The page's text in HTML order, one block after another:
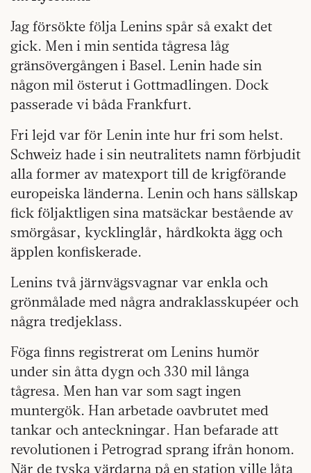
Jag försökte följa Lenins spår så exakt det
gick. Men i min sentida tågresa låg
gränsövergången i Basel. Lenin hade sin
någon mil österut i Gottmadlingen. Dock
passerade vi båda Frankfurt.
Fri lejd var för Lenin inte hur fri som helst.
Schweiz hade i sin neutralitets namn förbjudit
alla former av matexport till de krigförande
europeiska länderna. Lenin och hans sällskap
fick följaktligen sina matsäckar bestående av
smörgåsar, kycklinglår, hårdkokta ägg och
äpplen konfiskerade.
Lenins två järnvägsvagnar var enkla och
grönmålade med några andraklasskupéer och
några tredjeklass.
Föga finns registrerat om Lenins humör
under sin åtta dygn och 330 mil långa
tågresa. Men han var som sagt ingen
muntergök. Han arbetade oavbrutet med
tankar och anteckningar. Han befarade att
revolutionen i Petrograd sprang ifrån honom.
När de tyska värdarna på en station ville låta